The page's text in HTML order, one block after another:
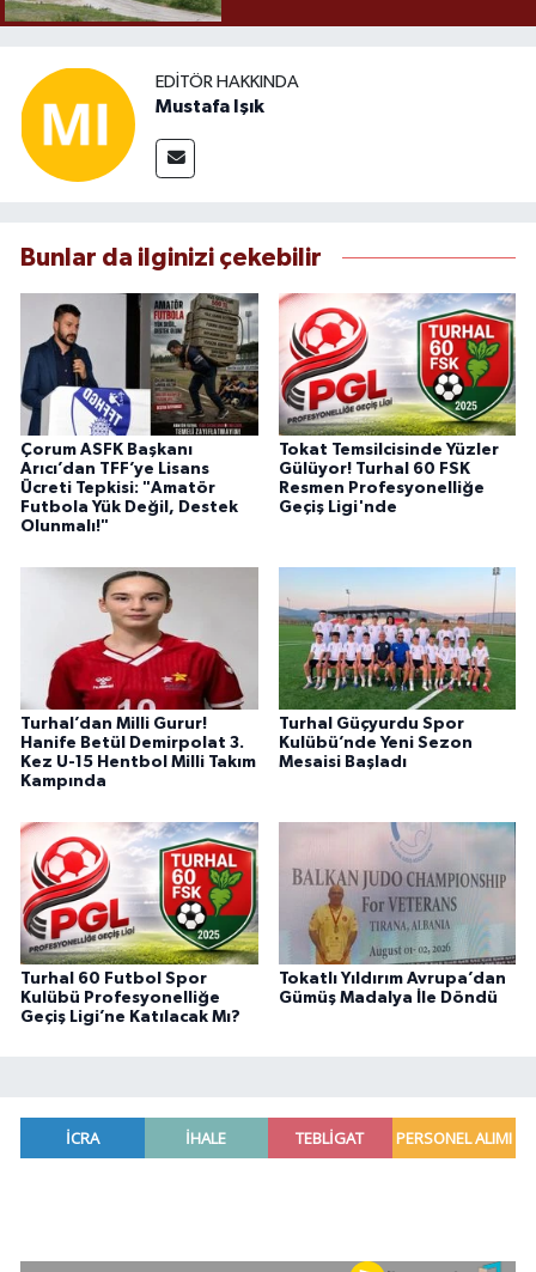
EDITÖR HAKKINDA
Mustafa Işık
Bunlar da ilginizi çekebilir
Çorum ASFK Başkanı
Arıcı’dan TFF’ye Lisans
Ücreti Tepkisi: "Amatör
Futbola Yük Değil, Destek
Olunmalı!"
Tokat Temsilcisinde Yüzler
Gülüyor! Turhal 60 FSK
Resmen Profesyonelliğe
Geçiş Ligi'nde
Turhal’dan Milli Gurur!
Hanife Betül Demirpolat 3.
Kez U-15 Hentbol Milli Takım
Kampında
Turhal Güçyurdu Spor
Kulübü’nde Yeni Sezon
Mesaisi Başladı
Turhal 60 Futbol Spor
Kulübü Profesyonelliğe
Geçiş Ligi’ne Katılacak Mı?
Tokatlı Yıldırım Avrupa’dan
Gümüş Madalya İle Döndü